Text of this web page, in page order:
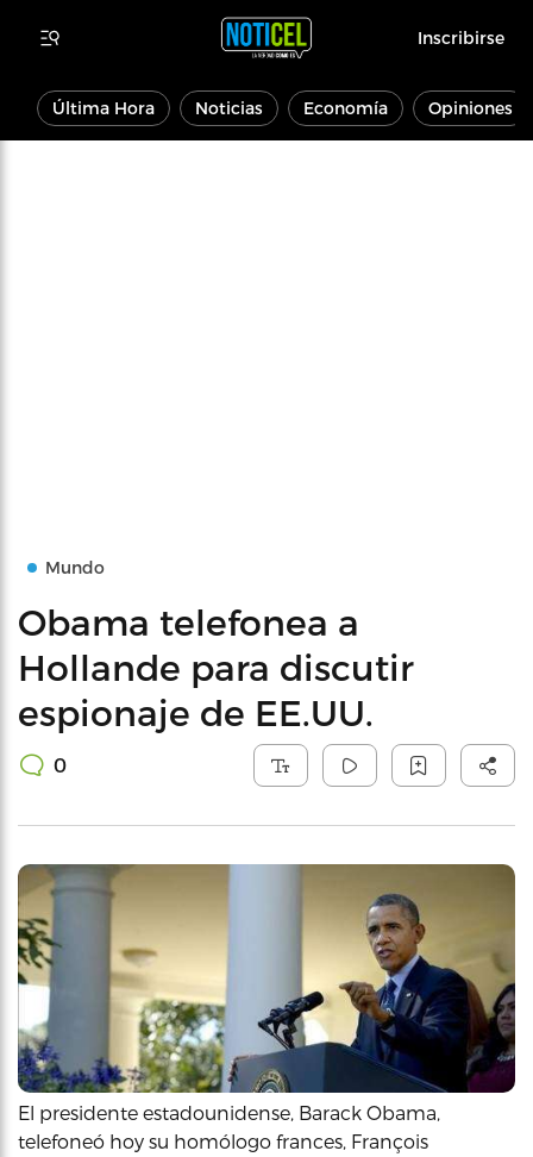
Inscribirse
Última Hora Noticias Economía Opiniones
Mundo
Obama telefonea a
Hollande para discutir
espionaje de EE.UU.
0
El presidente estadounidense, Barack Obama,
telefoneó hoy su homólogo frances, François